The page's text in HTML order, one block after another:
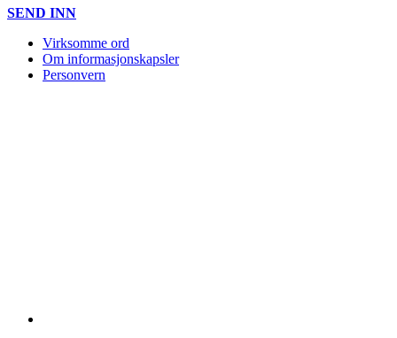
SEND INN
Virksomme ord
Om informasjonskapsler
Personvern